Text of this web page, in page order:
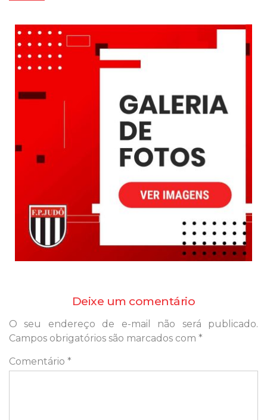
Deixe um comentário
O seu endereço de e-mail não será publicado.
Campos obrigatórios são marcados com *
Comentário *